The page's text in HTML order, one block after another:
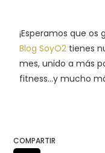
¡Esperamos que
Blog SoyO2 tienes
mes, unido a más
fitness…y mucho
COMPARTIR